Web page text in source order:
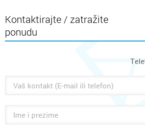
Kontaktirajte / zatražite
ponudu